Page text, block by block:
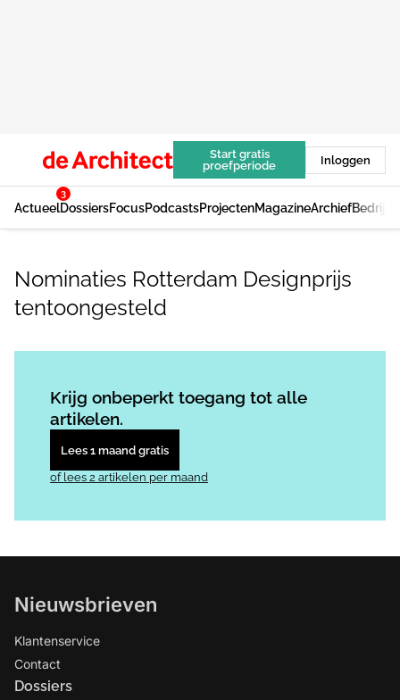
Start gratis
proefperiode
Inloggen
Actueel
3
DossiersFocusPodcastsProjectenMagazineArchief
Nominaties Rotterdam Designprijs
tentoongesteld
Krijg onbeperkt toegang tot alle
artikelen.
Lees 1 maand gratis
of lees 2 artikelen per maand
Nieuwsbrieven
Klantenservice
Contact
Dossiers